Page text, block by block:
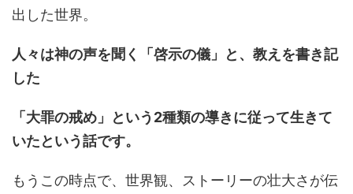
出した世界。
人々は神の声を聞く「啓示の儀」と、教えを書き記
した
「大罪の戒め」という2種類の導きに従って生きて
いたという話です。
もうこの時点で、世界観、ストーリーの壮大さが伝